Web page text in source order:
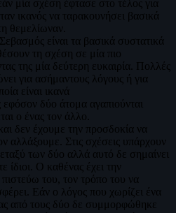
μία σχέση έφτασε στο τέλος για
ικανός να ταρακουνήσει βασικά
θεμελίωναν.
είναι τα βασικά συστατικά
τη σχέση σε μία πιο
της μία δεύτερη ευκαιρία. Πολλές
για ασήμαντους λόγους ή για
είναι ικανά
δύο άτομα αγαπιούνται
ο ένας τον άλλο.
δεν έχουμε την προσδοκία να
αλλάξουμε. Στις σχέσεις υπάρχουν
των δύο αλλά αυτό δε σημαίνει
ίδιοι. Ο καθένας έχει την
του, τον τρόπο του να
Εάν ο λόγος που χωρίζει ένα
από τους δύο δε συμμορφώθηκε